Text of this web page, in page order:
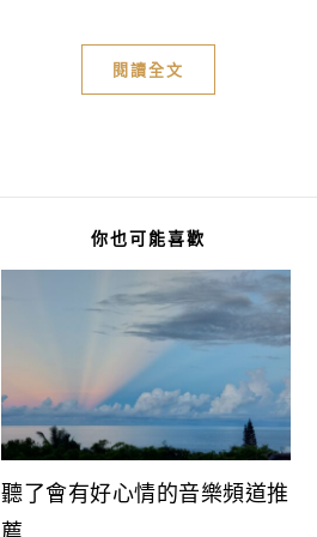
閱讀全文
你也可能喜歡
聽了會有好心情的音樂頻道推
薦